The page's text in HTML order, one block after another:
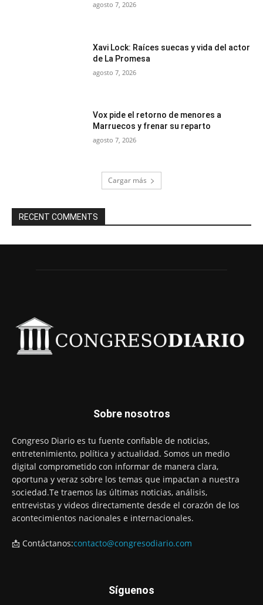
agosto 7, 2026
Xavi Lock: Raíces suecas y vida del actor
de La Promesa
agosto 7, 2026
Vox pide el retorno de menores a
Marruecos y frenar su reparto
agosto 7, 2026
Cargar más
RECENT COMMENTS
Sobre nosotros
Congreso Diario es tu fuente confiable de noticias,
entretenimiento, política y actualidad. Somos un medio
digital comprometido con informar de manera clara,
oportuna y veraz sobre los temas que impactan a nuestra
sociedad.Te traemos las últimas noticias, análisis,
entrevistas y videos directamente desde el corazón de los
acontecimientos nacionales e internacionales.
📩 Contáctanos:contacto@congresodiario.com
Síguenos